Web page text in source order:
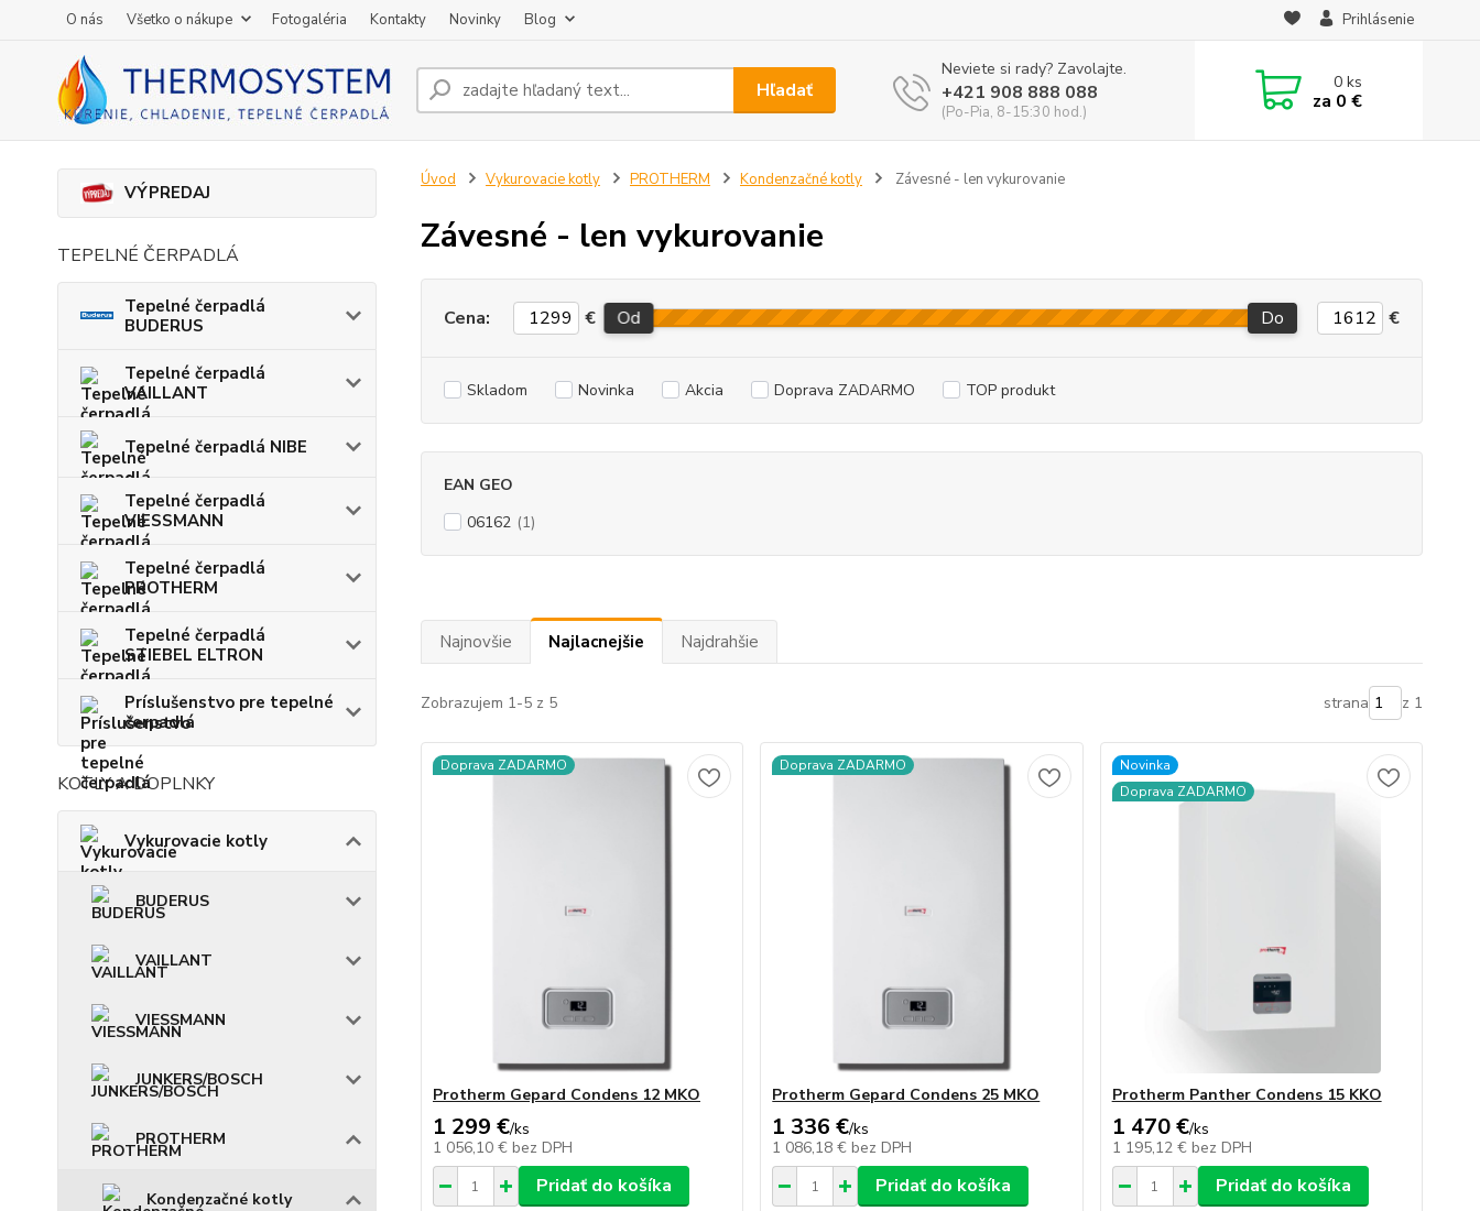
O nás Všetko o nákupe Fotogaléria Kontakty Novinky Blog Prihlásenie
Hľadať
Neviete si rady? Zavolajte.
+421 908 888 088
(Po-Pia, 8-15:30 hod.)
0ks
za 0 €
VÝPREDAJ
TEPELNÉ ČERPADLÁ
Tepelné čerpadlá
BUDERUS
Tepelné čerpadlá
VAILLANT
Tepelné čerpadlá NIBE
Tepelné čerpadlá
VIESSMANN
Tepelné čerpadlá
PROTHERM
Tepelné čerpadlá
STIEBEL ELTRON
Príslušenstvo pre tepelné
čerpadlá
KOTLY A DOPLNKY
Vykurovacie kotly
BUDERUS
VAILLANT
VIESSMANN
JUNKERS/BOSCH
PROTHERM
Kondenzačné kotly
Úvod Vykurovacie kotly PROTHERM Kondenzačné kotly Závesné - len vykurovanie
Závesné - len vykurovanie
Cena: € Od Do €
Skladom Novinka Akcia Doprava ZADARMO TOP produkt
EAN GEO
06162 (1)
Najnovšie Najlacnejšie Najdrahšie
Zobrazujem 1-5 z 5 strana z 1
Doprava ZADARMO
Protherm Gepard Condens 12 MKO
1 299 €/ks
1 056,10 € bez DPH
Pridať do košíka
Doprava ZADARMO
Protherm Gepard Condens 25 MKO
1 336 €/ks
1 086,18 € bez DPH
Pridať do košíka
Novinka
Doprava ZADARMO
Protherm Panther Condens 15 KKO
1 470 €/ks
1 195,12 € bez DPH
Pridať do košíka